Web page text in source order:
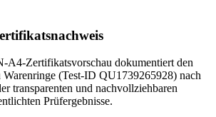
A4-Zertifikatsvorschau dokumentiert den
(Test-ID QU1739265928) nach
transparenten und nachvollziehbaren
Prüfergebnisse.